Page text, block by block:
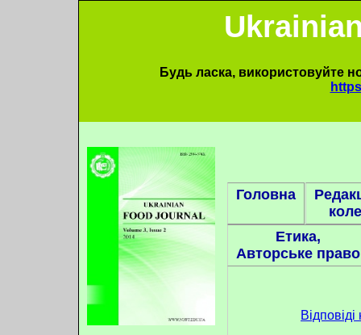
Будь ласка, використовуйте
Головна
Етика,
Авторське право